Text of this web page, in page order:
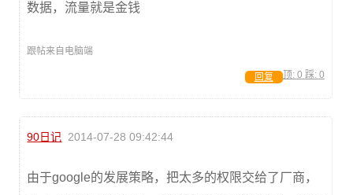
数据，流量就是金钱
跟帖来自电脑端
顶: 0 踩: 0
回复
90日记 2014-07-28 09:42:44
由于google的发展策略，把太多的权限交给了厂商，